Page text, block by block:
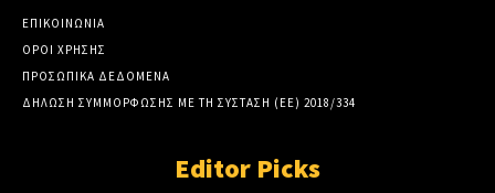
ΕΠΙΚΟΙΝΩΝΙΑ
ΟΡΟΙ ΧΡΗΣΗΣ
ΠΡΟΣΩΠΙΚΑ ΔΕΔΟΜΕΝΑ
ΔΗΛΩΣΗ ΣΥΜΜΟΡΦΩΣΗΣ ΜΕ ΤΗ ΣΥΣΤΑΣΗ (ΕΕ) 2018/334
Editor Picks